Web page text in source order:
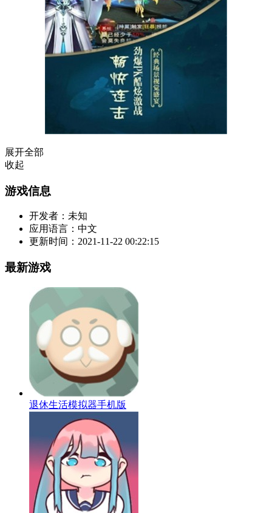
展开全部
收起
游戏信息
开发者： 未知
应用语言： 中文
更新时间： 2021-11-22 00:22:15
最新游戏
退休生活模拟器手机版